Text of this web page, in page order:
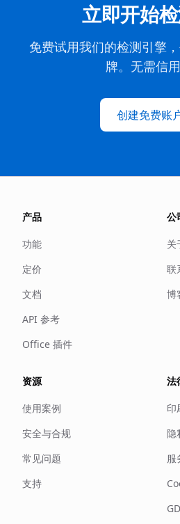
立即开始
免费试用我们的检测引擎
牌。无需信用
创建免费账
产品
功能
定价
文档
API 参考
Office 插件
公
关
联
博
资源
使用案例
安全与合规
常见问题
支持
法
印
隐
服